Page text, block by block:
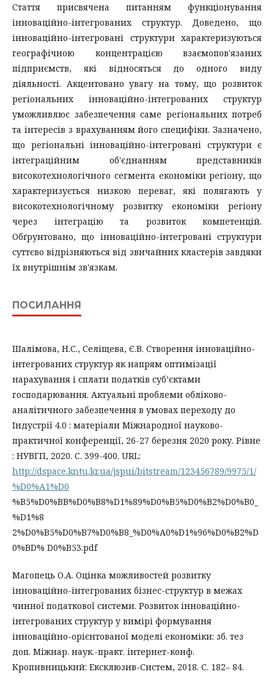
Стаття присвячена питанням функціонування
інноваційно-інтегрованих структур. Доведено, що
інноваційно-інтегровані структури характеризуються
географічною концентрацією взаємопов'язаних
підприємств, які відносяться до одного виду
діяльності. Акцентовано увагу на тому, що розвиток
регіональних інноваційно-інтегрованих структур
уможливлює забезпечення саме регіональних потреб
та інтересів з врахуванням його специфіки. Зазначено,
що регіональні інноваційно-інтегровані структури є
інтеграційним об'єднанням представників
високотехнологічного сегмента економіки регіону, що
характеризується низкою переваг, які полягають у
високотехнологічному розвитку економіки регіону
через інтеграцію та розвиток компетенцій.
Обґрунтовано, що інноваційно-інтегровані структури
суттєво відрізняються від звичайних кластерів завдяки
їх внутрішнім зв'язкам.
ПОСИЛАННЯ
Шалімова, Н.С., Селіщева, Є.В. Створення інноваційно-
інтегрованих структур як напрям оптимізації
нарахування і сплати податків суб’єктами
господарювання. Актуальні проблеми обліково-
аналітичного забезпечення в умовах переходу до
Індустрії 4.0 : матеріали Міжнародної науково-
практичної конференції, 26-27 березня 2020 року. Рівне
: НУВГП, 2020. С. 399-400. URL:
http://dspace.kntu.kr.ua/jspui/bitstream/123456789/9975/1/
%D0%A1%D0
%B5%D0%BB%D0%B8%D1%89%D0%B5%D0%B2%D0%B0_
%D1%8
2%D0%B5%D0%B7%D0%B8_%D0%A0%D1%96%D0%B2%D
0%BD% D0%B53.pdf
Магопець О.А. Оцінка можливостей розвитку
інноваційно-інтегрованих бізнес-структур в межах
чинної податкової системи. Розвиток інноваційно-
інтегрованих структур у вимірі формування
інноваційно-орієнтованої моделі економіки: зб. тез
доп. Міжнар. наук.-практ. інтернет-конф.
Кропивницький: Ексклюзив-Систем, 2018. С. 182– 84.